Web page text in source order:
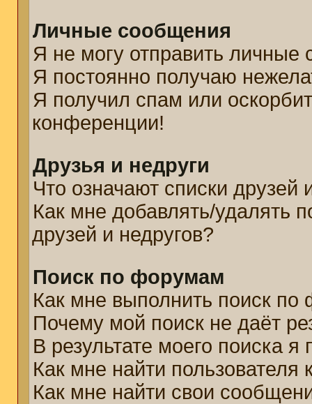
Личные сообщения
Я не могу отправить личные
Я постоянно получаю
Я получил спам или
конференции!
Друзья и недруги
Что означают списки друзей
Как мне добавлять/удалять
друзей и недругов?
Поиск по форумам
Как мне выполнить поиск
Почему мой поиск не даёт
В результате моего поиска
Как мне найти пользователя
Как мне найти свои